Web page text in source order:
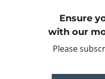
Ensure
with our
Please